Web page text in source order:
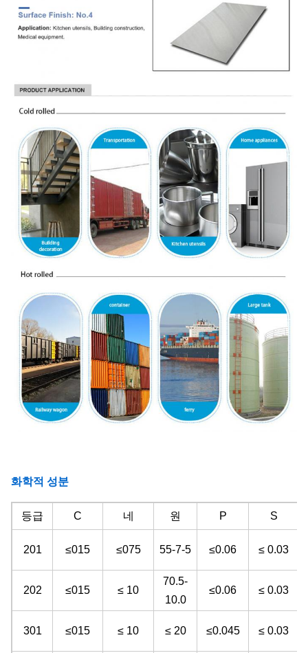
화학적 성분
등급 C 네 원 P S
201 ≤015 ≤075 55-7-5 ≤0.06 ≤ 0.03
202 ≤015 ≤ 10
70.5-
10.0
≤0.06 ≤ 0.03
301 ≤015 ≤ 10 ≤ 20 ≤0.045 ≤ 0.03